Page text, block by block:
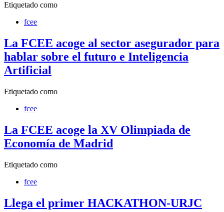
Etiquetado como
fcee
La FCEE acoge al sector asegurador para
hablar sobre el futuro e Inteligencia
Artificial
Etiquetado como
fcee
La FCEE acoge la XV Olimpiada de
Economía de Madrid
Etiquetado como
fcee
Llega el primer HACKATHON-URJC